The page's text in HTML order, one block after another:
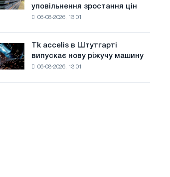
уповільнення зростання цін
06-08-2026, 13:01
Tk accelis в Штутгарті
випускає нову ріжучу машину
06-08-2026, 13:01